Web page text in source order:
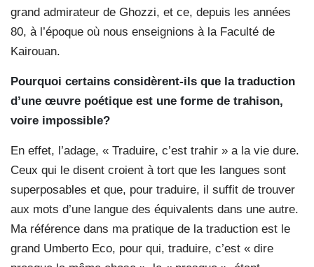
grand admirateur de Ghozzi, et ce, depuis les années
80, à l’époque où nous enseignions à la Faculté de
Kairouan.
Pourquoi certains considèrent-ils que la traduction
d’une œuvre poétique est une forme de trahison,
voire impossible?
En effet, l’adage, « Traduire, c’est trahir » a la vie dure.
Ceux qui le disent croient à tort que les langues sont
superposables et que, pour traduire, il suffit de trouver
aux mots d’une langue des équivalents dans une autre.
Ma référence dans ma pratique de la traduction est le
grand Umberto Eco, pour qui, traduire, c’est « dire